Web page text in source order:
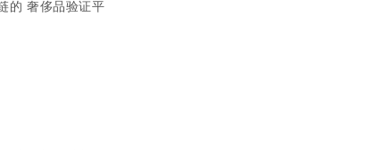
的 奢侈品验证平